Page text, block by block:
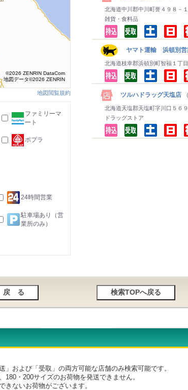
北海道中川郡中川町誉４９８－１
雑貨・食料品
ヤマト運輸 浜頓別営
北海道枝幸郡浜頓別町智福１丁
ツルハドラッグ天塩店
北海道天塩郡天塩町字川口５６
ドラッグストア
©2026 ZENRIN DataCom
地図データ©2026 ZENRIN
地図閲覧規約
ファミリーマ
ート
ポプラ
24時間営業
駐車場あり（営
業所のみ）
および「受取」の両方可能な店舗のみ検索可能です。
・200サイズのお荷物を発送できません。
ないお荷物がございます。